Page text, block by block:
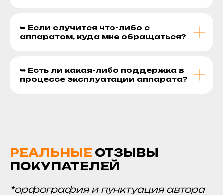
➥ Если случится что-либо с
аппаратом, куда мне обращаться?
➥ Есть ли какая-либо поддержка в
процессе эксплуатации аппарата?
РЕАЛЬНЫЕ ОТЗЫВЫ
ПОКУПАТЕЛЕЙ
*орфография и пунктуация автора